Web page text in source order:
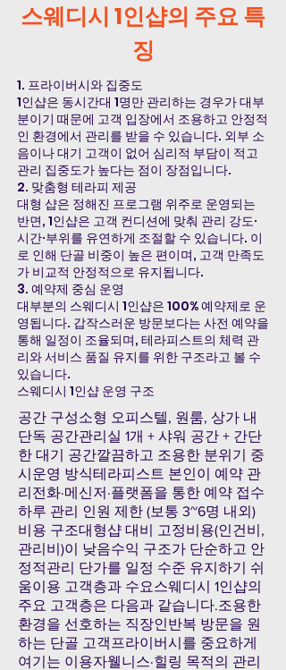
스웨디시 1인샵의 주요 특
징
1. 프라이버시와 집중도
1인샵은 동시간대 1명만 관리하는 경우가 대부
분이기 때문에 고객 입장에서 조용하고 안정적
인 환경에서 관리를 받을 수 있습니다. 외부 소
음이나 대기 고객이 없어 심리적 부담이 적고
관리 집중도가 높다는 점이 장점입니다.
2. 맞춤형 테라피 제공
대형 샵은 정해진 프로그램 위주로 운영되는
반면, 1인샵은 고객 컨디션에 맞춰 관리 강도·
시간·부위를 유연하게 조절할 수 있습니다. 이
로 인해 단골 비중이 높은 편이며, 고객 만족도
가 비교적 안정적으로 유지됩니다.
3. 예약제 중심 운영
대부분의 스웨디시 1인샵은 100% 예약제로 운
영됩니다. 갑작스러운 방문보다는 사전 예약을
통해 일정이 조율되며, 테라피스트의 체력 관
리와 서비스 품질 유지를 위한 구조라고 볼 수
있습니다.
스웨디시 1인샵 운영 구조
공간 구성소형 오피스텔, 원룸, 상가 내
단독 공간관리실 1개 + 샤워 공간 + 간단
한 대기 공간깔끔하고 조용한 분위기 중
시운영 방식테라피스트 본인이 예약 관
리전화·메신저·플랫폼을 통한 예약 접수
하루 관리 인원 제한 (보통 3~6명 내외)
비용 구조대형샵 대비 고정비용(인건비,
관리비)이 낮음수익 구조가 단순하고 안
정적관리 단가를 일정 수준 유지하기 쉬
움이용 고객층과 수요스웨디시 1인샵의
주요 고객층은 다음과 같습니다.조용한
환경을 선호하는 직장인반복 방문을 원
하는 단골 고객프라이버시를 중요하게
여기는 이용자웰니스·힐링 목적의 관리